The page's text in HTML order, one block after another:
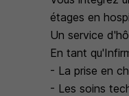
étages en
Un service
En tant
- La prise en
- Les soins